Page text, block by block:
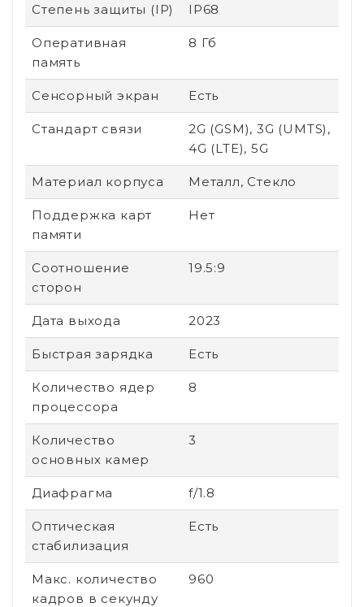
Степень защиты (IP) IP68
Оперативная
память
8 Гб
Сенсорный экран Есть
Стандарт связи
2G (GSM), 3G (UMTS),
4G (LTE), 5G
Материал корпуса Металл, Стекло
Поддержка карт
памяти
Нет
Соотношение
сторон
19.5:9
Дата выхода 2023
Быстрая зарядка Есть
Количество ядер
процессора
8
Количество
основных камер
3
Диафрагма f/1.8
Оптическая
стабилизация
Есть
Макс. количество
кадров в секунду
960